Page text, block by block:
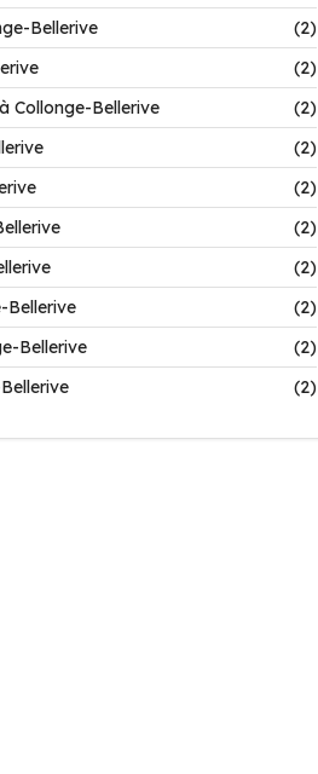
Bellerive
(2)
(2)
Collonge-Bellerive
(2)
(2)
(2)
(2)
(2)
Bellerive
(2)
Bellerive
(2)
(2)